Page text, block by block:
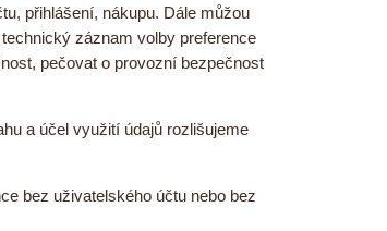
přihlášení, nákupu. Dále můžou
záznam volby preference
pečovat o provozní bezpečnost
a účel využití údajů rozlišujeme
bez uživatelského účtu nebo bez